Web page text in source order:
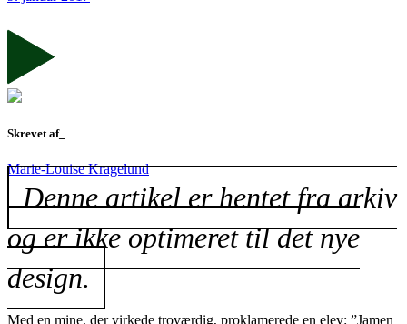
Skrevet af_
Marie-Louise Kragelund
Denne artikel er hentet fra arkiv
og er ikke optimeret til det nye
design.
Med en mine, der virkede troværdig, proklamerede en elev: ”Jamen